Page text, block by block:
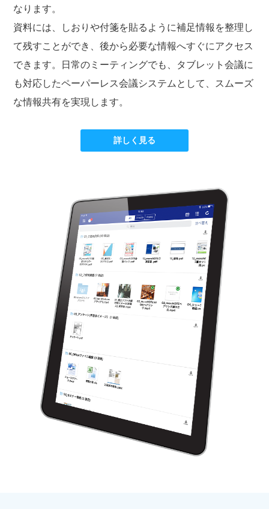
なります。
資料には、しおりや付箋を貼るように補足情報を整理し
て残すことができ、後から必要な情報へすぐにアクセス
できます。日常のミーティングでも、タブレット会議に
も対応したペーパーレス会議システムとして、スムーズ
な情報共有を実現します。
詳しく見る